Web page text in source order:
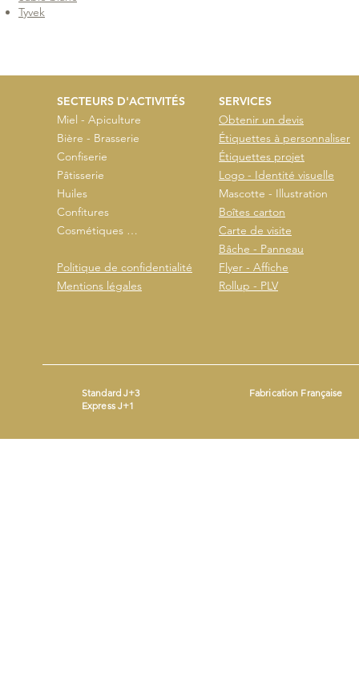
Tyvek
SECTEURS D'ACTIVITÉS
Miel - Apiculture
Bière - Brasserie
Confiserie
Pâtisserie
Huiles
Confitures
Cosmétiques …
Politique de confidentialité
Mentions légales
SERVICES
Obtenir un devis
Étiquettes à personnaliser
Étiquettes projet
Logo - Identité visuelle
Mascotte - Illustration
Boîtes carton
Carte de visite
Bâche - Panneau
Flyer - Affiche
Rollup - PLV
Standard J+3
Express J+1
Fabrication Française